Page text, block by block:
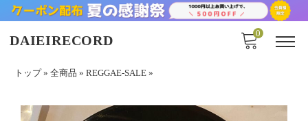
DAIEIRECORD 0
トップ» 全商品 » REGGAE-SALE »